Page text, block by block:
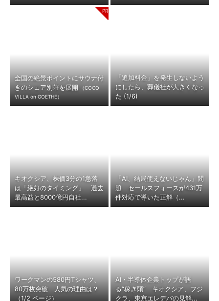
全国の絶景ポイントにサウナ付
きのシェア別荘を展開
（COCO
VILLA on GOETHE）
「追加料金」を発生しないよう
にしたら、葬儀社が大きくなっ
た (1/6)
キオクシア、株価3分の1急落
は「絶好のタイミング」 過去
最高益と8000億円自社...
「AI、結局使えないじゃん」問
題 セールスフォースが431万
件対応で導いた正解（...
ワークマンの580円Tシャツ、
80万枚突破 人気の理由は？
（1/2 ページ）
AI・半導体企業トップが語
る“稼ぎ頭” キオクシア、フジ
クラ、東京エレデバの見解...